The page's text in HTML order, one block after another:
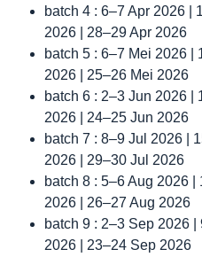
batch 4 : 6–7 Apr 2026 |
2026 | 28–29 Apr 2026
batch 5 : 6–7 Mei 2026 |
2026 | 25–26 Mei 2026
batch 6 : 2–3 Jun 2026 |
2026 | 24–25 Jun 2026
batch 7 : 8–9 Jul 2026 |
2026 | 29–30 Jul 2026
batch 8 : 5–6 Aug 2026
2026 | 26–27 Aug 2026
batch 9 : 2–3 Sep 2026
2026 | 23–24 Sep 2026